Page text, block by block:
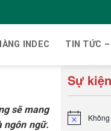
INDEC TIN TỨC –
sẽ mang
ngôn ngữ.
Sự kiện
Notice